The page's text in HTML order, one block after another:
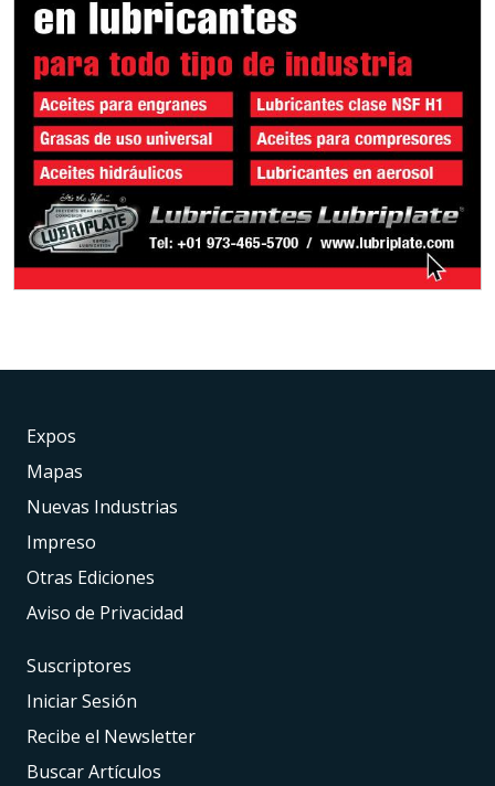
Expos
Mapas
Nuevas Industrias
Impreso
Otras Ediciones
Aviso de Privacidad
Suscriptores
Iniciar Sesión
Recibe el Newsletter
Buscar Artículos